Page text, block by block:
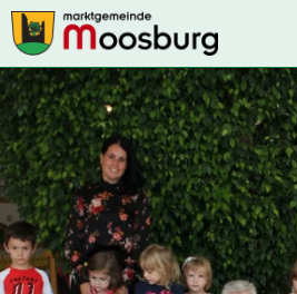
Kontakt
Suche nach:
Startseite
Kundenservice